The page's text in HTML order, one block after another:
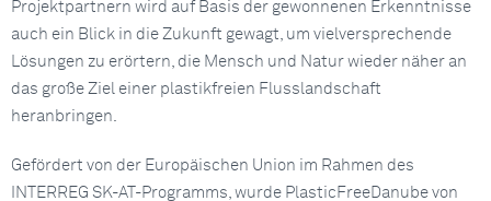
Projektpartnern wird auf Basis der gewonnenen Erkenntnisse
auch ein Blick in die Zukunft gewagt, um vielversprechende
Lösungen zu erörtern, die Mensch und Natur wieder näher an
das große Ziel einer plastikfreien Flusslandschaft
heranbringen.
Gefördert von der Europäischen Union im Rahmen des
INTERREG SK-AT-Programms, wurde PlasticFreeDanube von